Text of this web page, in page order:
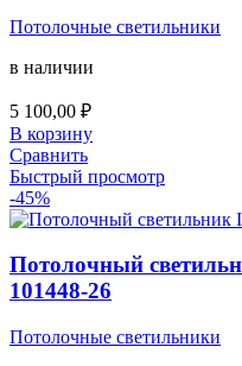
Потолочные светильники
в наличии
5 100,00 ₽
В корзину
Сравнить
Быстрый просмотр
-45%
Потолочный
101448-26
Потолочные светильники